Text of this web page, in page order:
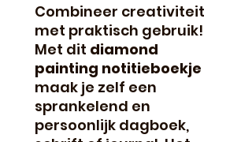
Combineer creativiteit
met praktisch gebruik!
Met dit diamond
painting notitieboekje
maak je zelf een
sprankelend en
persoonlijk dagboek,